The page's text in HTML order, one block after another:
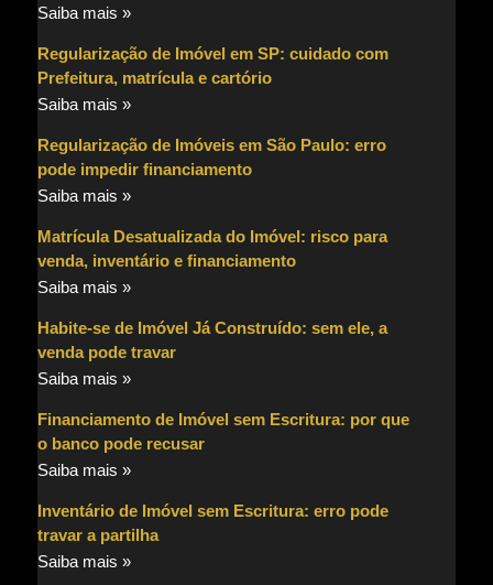
Saiba mais »
Regularização de Imóvel em SP: cuidado com
Prefeitura, matrícula e cartório
Saiba mais »
Regularização de Imóveis em São Paulo: erro
pode impedir financiamento
Saiba mais »
Matrícula Desatualizada do Imóvel: risco para
venda, inventário e financiamento
Saiba mais »
Habite-se de Imóvel Já Construído: sem ele, a
venda pode travar
Saiba mais »
Financiamento de Imóvel sem Escritura: por que
o banco pode recusar
Saiba mais »
Inventário de Imóvel sem Escritura: erro pode
travar a partilha
Saiba mais »